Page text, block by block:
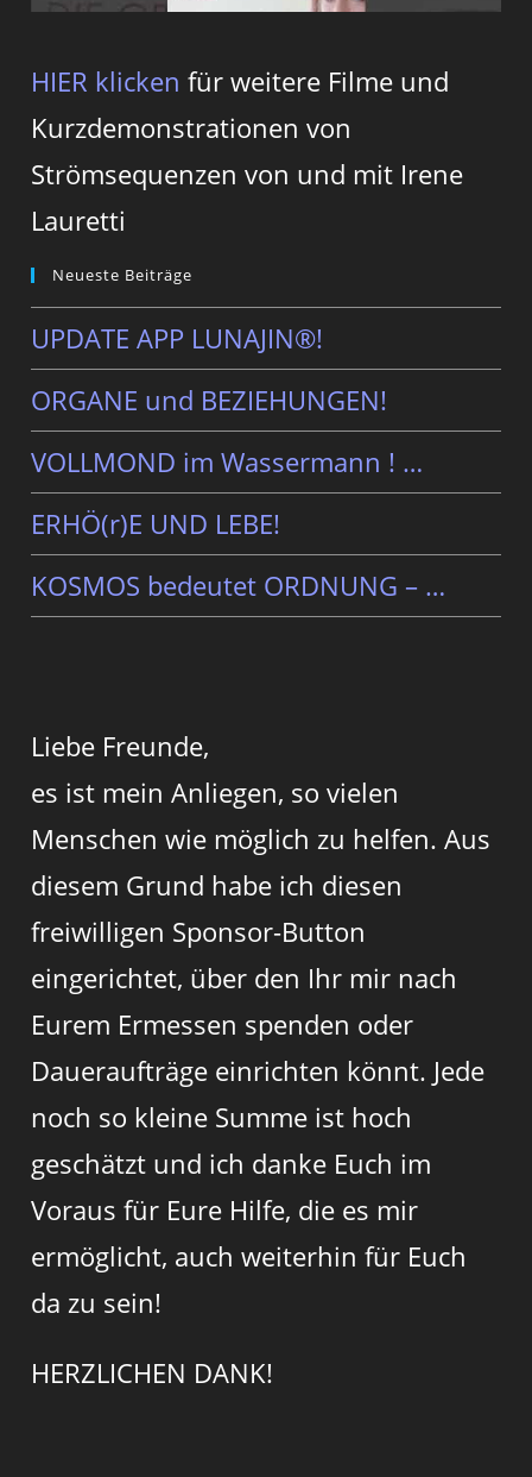
HIER klicken für weitere Filme und
Kurzdemonstrationen von
Strömsequenzen von und mit Irene
Lauretti
Neueste Beiträge
UPDATE APP LUNAJIN®!
ORGANE und BEZIEHUNGEN!
VOLLMOND im Wassermann ! …
ERHÖ(r)E UND LEBE!
KOSMOS bedeutet ORDNUNG – …
Liebe Freunde,
es ist mein Anliegen, so vielen
Menschen wie möglich zu helfen. Aus
diesem Grund habe ich diesen
freiwilligen Sponsor-Button
eingerichtet, über den Ihr mir nach
Eurem Ermessen spenden oder
Daueraufträge einrichten könnt. Jede
noch so kleine Summe ist hoch
geschätzt und ich danke Euch im
Voraus für Eure Hilfe, die es mir
ermöglicht, auch weiterhin für Euch
da zu sein!
HERZLICHEN DANK!